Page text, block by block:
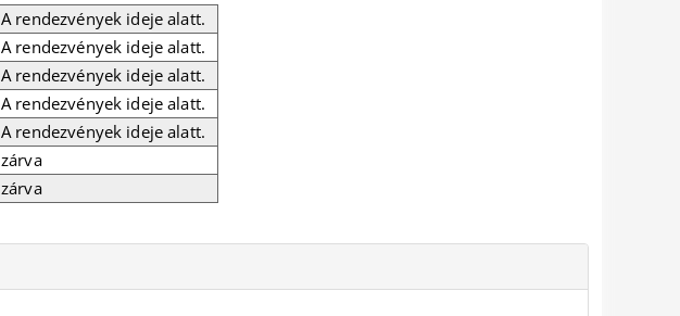
A rendezvények ideje alatt.
A rendezvények ideje alatt.
A rendezvények ideje alatt.
A rendezvények ideje alatt.
A rendezvények ideje alatt.
zárva
zárva